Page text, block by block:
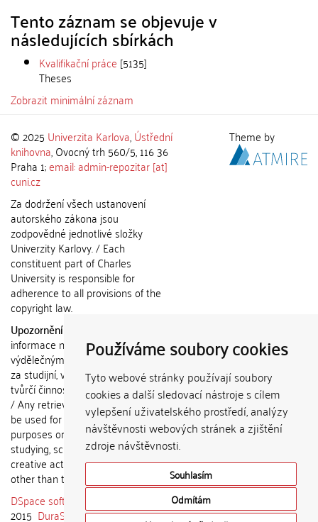
Používáme soubory cookies
Tyto webové stránky používají soubory
cookies a další sledovací nástroje s cílem
vylepšení uživatelského prostředí, analýzy
návštěvnosti webových stránek a zjištění
zdroje návštěvnosti.
Souhlasím
Odmítám
Tento záznam se objevuje v
následujících sbírkách
Kvalifikační práce [5135]
Theses
Zobrazit minimální záznam
© 2025 Univerzita Karlova,Ústřední
knihovna, Ovocný trh 560/5, 116 36
Praha 1;email: admin-repozitar [at]
cuni.cz
Za dodržení všech ustanovení
autorského zákona jsou
zodpovědné jednotlivé složky
Univerzity Karlovy. / Each
constituent part of Charles
University is responsible for
adherence to all provisions of the
copyright law.
Upozornění / Notice:
informace nemohou být použity k
výdělečným účelům nebo vydávány
za studijní, vědeckou nebo jinou
tvůrčí činnost jiné osoby než autora.
/ Any retrieved information shall not
be used for any commercial
purposes or claimed as results of
studying, scientific or any other
creative activities of any person
other than the author.
DSpace software
copyright © 2002-
2015 DuraSpace
Theme by